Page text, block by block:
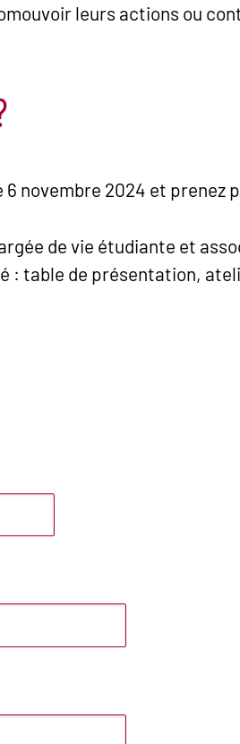
leurs actions ou
novembre 2024 et prenez
de vie étudiante et
: table de présentation,